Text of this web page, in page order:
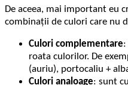
De aceea, mai important eu
combinații de culori care nu
Culori complementare:
roata culorilor. De
(auriu), portocaliu +
Culori analoage: sunt